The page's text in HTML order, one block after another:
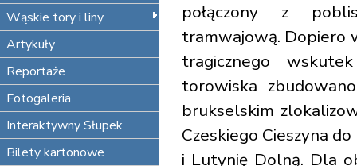
Wąskie tory i liny
Artykuły
Reportaże
Fotogaleria
Interaktywny Słupek
Bilety kartonowe
połączony z
tramwajową. Dopiero
tragicznego
torowiska
brukselskim
Czeskiego Cieszyna
i Lutynię Dolną. Dla